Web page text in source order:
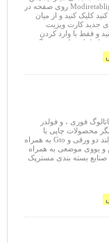
از ورود به سایت Modiretablighat.com روی صفحه در
کلیک کنید و از میان
جدید کارت ویزیت
و فقط با وارد کردن
طراحی کنید. هیچگونه
نمیشود
فوری ، و فولدر
محصولات چاپی با
بهترین کیفیت با دستگاه رولند دو ورقی و Gto به همراه
و یووی موضعی به همراه
بسته بندی مسترپک